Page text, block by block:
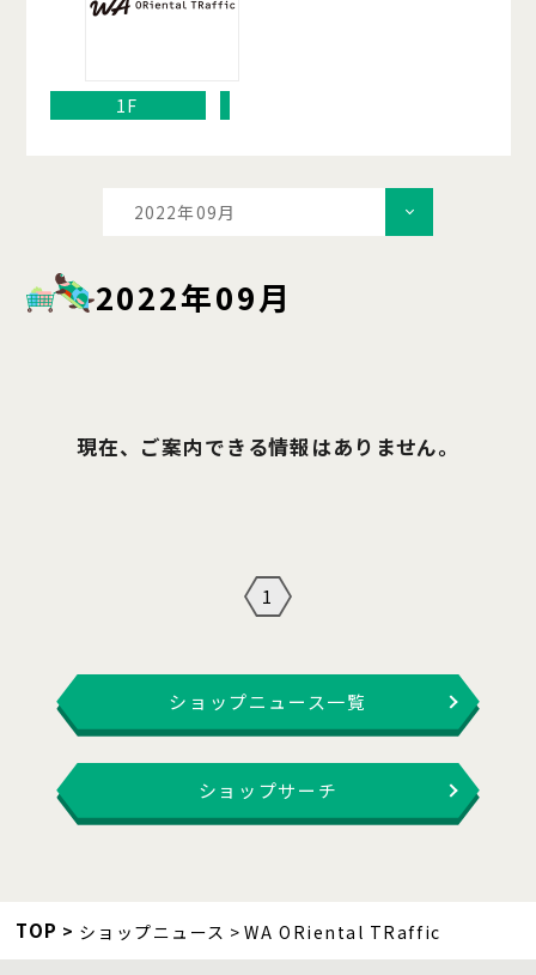
1F
2022年09月
2022年09月
現在、ご案内できる情報はありません。
1
ショップニュース一覧
ショップサーチ
TOP ショップニュース WA ORiental TRaffic